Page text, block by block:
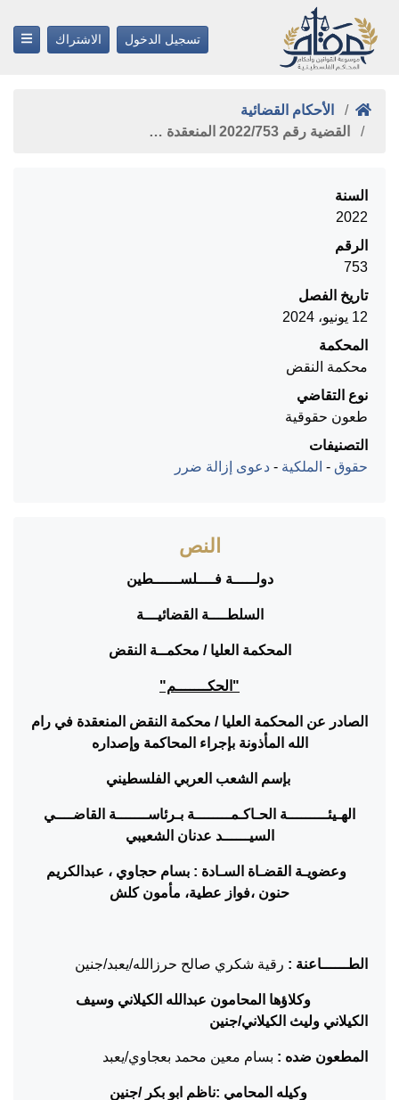
تسجيل الدخول الاشتراك
الأحكام القضائية
القضية رقم ‎753‏/‎2022‏ المنعقدة …
السنة
2022
الرقم
753
تاريخ الفصل
12 يونيو، 2024
المحكمة
محكمة النقض
نوع التقاضي
طعون حقوقية
التصنيفات
حقوق - الملكية - دعوى إزالة ضرر
النص
دولـــــة فــــلســــــطين
السلطــــة القضائيـــة
المحكمة العليا / محكمــة النقض
"الحكـــــــم"
الصادر عن المحكمة العليا / محكمة النقض المنعقدة في رام
الله المأذونة بإجراء المحاكمة وإصداره
بإسم الشعب العربي الفلسطيني
الهـيئـــــــــة الحـاكـمــــــــة بـرئاســـــــة القاضــــي
السيــــــد عدنان الشعيبي
وعضويـة القضـاة السـادة : بسام حجاوي ، عبدالكريم
حنون ،فواز عطية، مأمون كلش
الطــــــاعنة : رقية شكري صالح حرزالله/يعبد/جنين
وكلاؤها المحامون عبدالله الكيلاني وسيف
الكيلاني وليث الكيلاني/جنين
المطعون ضده : بسام معين محمد بعجاوي/يعبد
وكيله المحامي :ناظم ابو بكر /جنين